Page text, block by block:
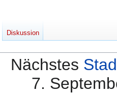
Nächstes
7.
Diskussion